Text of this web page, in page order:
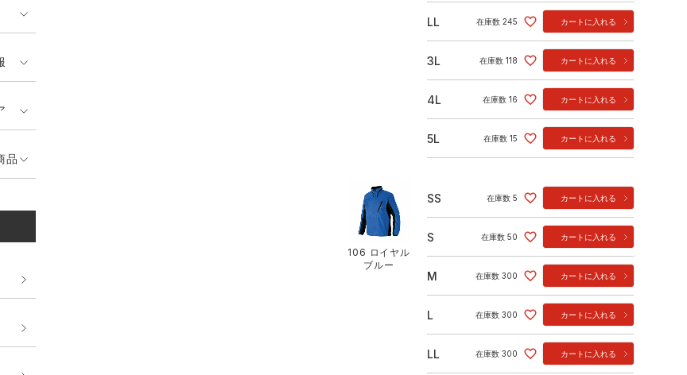
品
LL 在庫数 245 カートに入れる
3L 在庫数 118 カートに入れる
4L 在庫数 16 カートに入れる
5L 在庫数 15 カートに入れる
106 ロイヤル
ブルー
SS 在庫数 5 カートに入れる
S 在庫数 50 カートに入れる
M 在庫数 300 カートに入れる
L 在庫数 300 カートに入れる
LL 在庫数 300 カートに入れる